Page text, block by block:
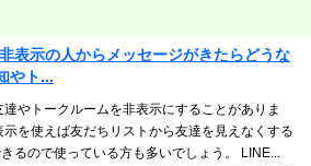
表示の人からメッセージがきたらどうな
やト...
達やトークルームを非表示にすることがありま
示を使えば友だちリストから友達を見えなくする
るので使っている方も多いでしょう。 LINE...